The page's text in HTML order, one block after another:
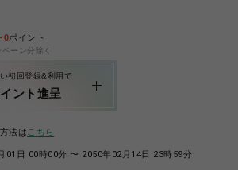
0ポイント
ーン分除く
初回登録&利用で
ント進呈
法は こちら
01日 00時00分 〜 2050年02月14日 23時59分